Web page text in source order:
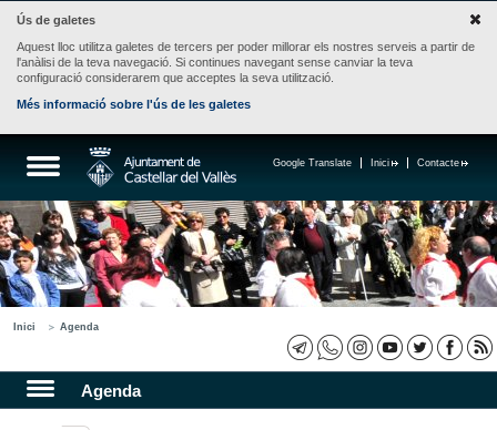
Ús de galetes
Aquest lloc utilitza galetes de tercers per poder millorar els nostres serveis a partir de
l'anàlisi de la teva navegació. Si continues navegant sense canviar la teva
configuració considerarem que acceptes la seva utilització.
Més informació sobre l'ús de les galetes
Contacte
Inici
Google Translate
Inici Agenda
Agenda